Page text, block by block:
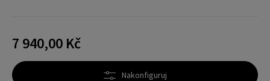
7 940,00 Kč
Nakonfiguruj